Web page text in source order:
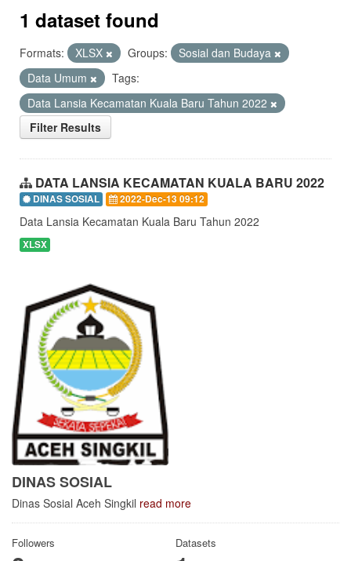
1 dataset found
Formats: XLSX Groups:
Sosial dan Budaya
Data Umum
Tags:
Data Lansia Kecamatan Kuala Baru Tahun 2022
Filter Results
DATA LANSIA KECAMATAN KUALA BARU 2022
DINAS SOSIAL 2022-Dec-13 09:12
Data Lansia Kecamatan Kuala Baru Tahun 2022
XLSX
DINAS SOSIAL
Dinas Sosial Aceh Singkil read more
Followers Datasets